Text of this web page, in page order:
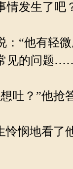
情发生了吧
“他有轻
见的问题
吐？”他抢
悯地看了